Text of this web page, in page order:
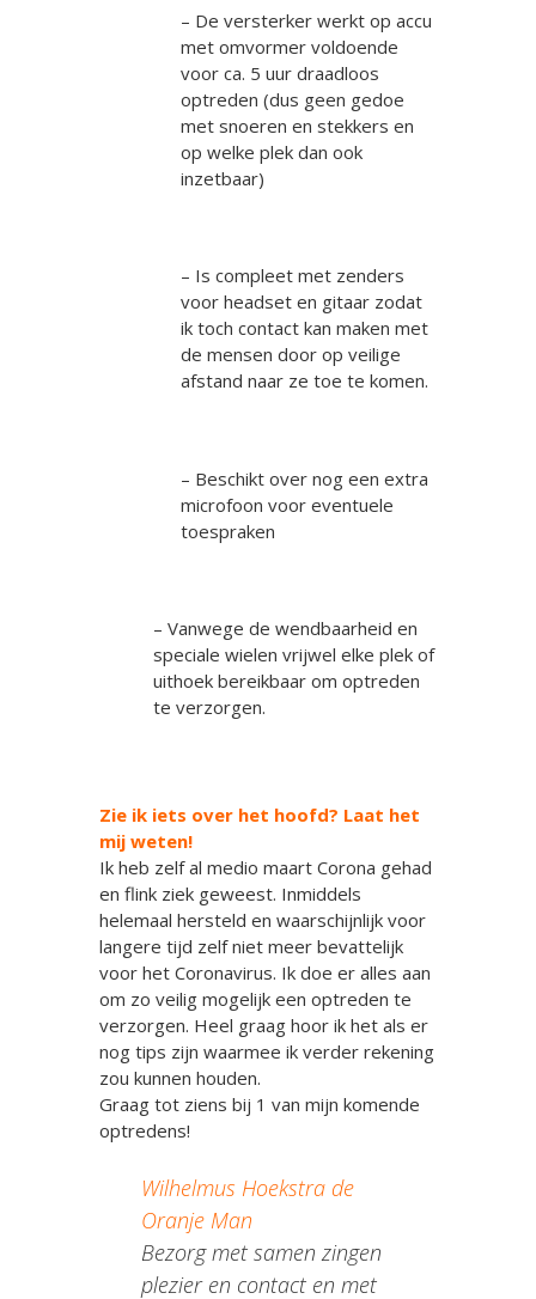
– De versterker werkt op accu
met omvormer voldoende
voor ca. 5 uur draadloos
optreden (dus geen gedoe
met snoeren en stekkers en
op welke plek dan ook
inzetbaar)
– Is compleet met zenders
voor headset en gitaar zodat
ik toch contact kan maken met
de mensen door op veilige
afstand naar ze toe te komen.
– Beschikt over nog een extra
microfoon voor eventuele
toespraken
– Vanwege de wendbaarheid en
speciale wielen vrijwel elke plek of
uithoek bereikbaar om optreden
te verzorgen.
Zie ik iets over het hoofd? Laat het
mij weten!
Ik heb zelf al medio maart Corona gehad
en flink ziek geweest. Inmiddels
helemaal hersteld en waarschijnlijk voor
langere tijd zelf niet meer bevattelijk
voor het Coronavirus. Ik doe er alles aan
om zo veilig mogelijk een optreden te
verzorgen. Heel graag hoor ik het als er
nog tips zijn waarmee ik verder rekening
zou kunnen houden.
Graag tot ziens bij 1 van mijn komende
optredens!
Wilhelmus Hoekstra de
Oranje Man
Bezorg met samen zingen
plezier en contact en met